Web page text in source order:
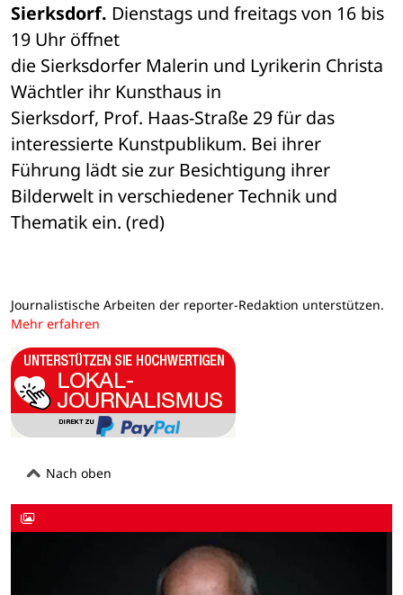
Sierksdorf. Dienstags und freitags von 16 bis
19 Uhr öffnet
die Sierksdorfer Malerin und Lyrikerin Christa
Wächtler ihr Kunsthaus in
Sierksdorf, Prof. Haas-Straße 29 für das
interessierte Kunstpublikum. Bei ihrer
Führung lädt sie zur Besichtigung ihrer
Bilderwelt in verschiedener Technik und
Thematik ein. (red)
Journalistische Arbeiten der reporter-Redaktion unterstützen.
Mehr erfahren
Nach oben